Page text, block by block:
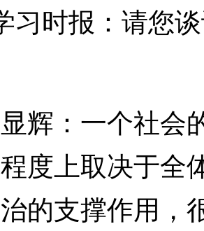
时报：请您谈
：一个社会
度上取决于全
的支撑作用，